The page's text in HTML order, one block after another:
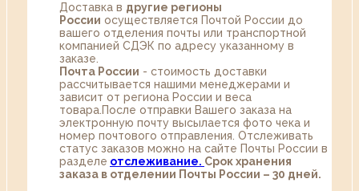
Доставка в другие регионы
России осуществляется Почтой России до
вашего отделения почты или транспортной
компанией СДЭК по адресу указанному в
заказе.
Почта России - стоимость доставки
рассчитывается нашими менеджерами и
зависит от региона России и веса
товара.После отправки Вашего заказа на
электронную почту высылается фото чека и
номер почтового отправления. Отслеживать
статус заказов можно на сайте Почты России в
разделе oтслеживание. Срок хранения
заказа в отделении Почты России – 30 дней.